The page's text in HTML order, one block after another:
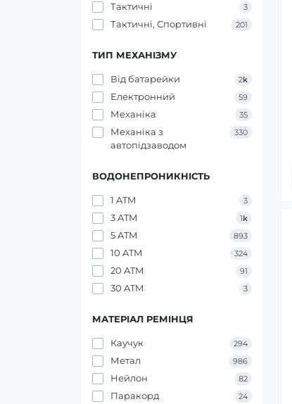
Тактичні 3
Тактичні, Спортивні 201
ТИП МЕХАНІЗМУ
Від батарейки 2k
Електронний 59
Механіка 35
Механіка з
автопідзаводом
330
ВОДОНЕПРОНИКНІСТЬ
1 ATM 3
3 ATM 1k
5 ATM 893
10 ATM 324
20 ATM 91
30 ATM 3
МАТЕРІАЛ РЕМІНЦЯ
Каучук 294
Метал 986
Нейлон 82
Паракорд 24